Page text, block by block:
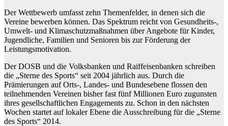
Der Wettbewerb umfasst zehn Themenfelder, in denen sich die
Vereine bewerben können. Das Spektrum reicht von Gesundheits-,
Umwelt- und Klimaschutzmaßnahmen über Angebote für Kinder,
Jugendliche, Familien und Senioren bis zur Förderung der
Leistungsmotivation.
Der DOSB und die Volksbanken und Raiffeisenbanken schreiben
die „Sterne des Sports“ seit 2004 jährlich aus. Durch die
Prämierungen auf Orts-, Landes- und Bundesebene flossen den
teilnehmenden Vereinen bisher fast fünf Millionen Euro zugunsten
ihres gesellschaftlichen Engagements zu. Schon in den nächsten
Wochen startet auf lokaler Ebene die Ausschreibung für die „Sterne
des Sports“ 2014.